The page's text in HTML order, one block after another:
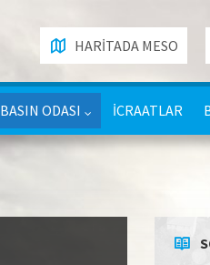
BASIN ODASI İCRAATLAR
HARİTADA MESO